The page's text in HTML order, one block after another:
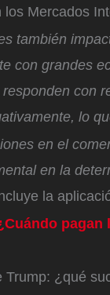
los Mercados
también
con grandes
con
lo
en el
en la
la
pagan
Trump: ¿qué